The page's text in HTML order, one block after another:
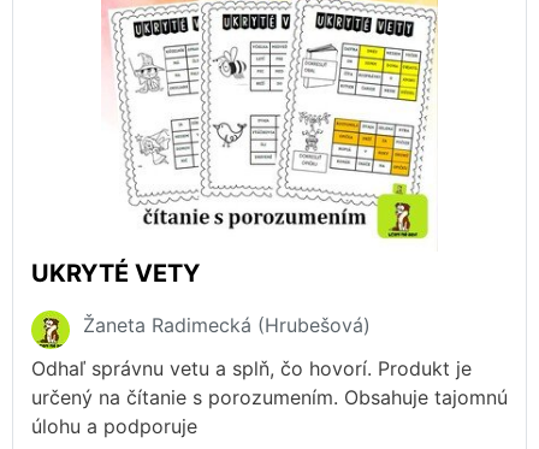
UKRYTÉ VETY
Žaneta Radimecká (Hrubešová)
Odhaľ správnu vetu a splň, čo hovorí. Produkt je
určený na čítanie s porozumením. Obsahuje tajomnú
úlohu a podporuje